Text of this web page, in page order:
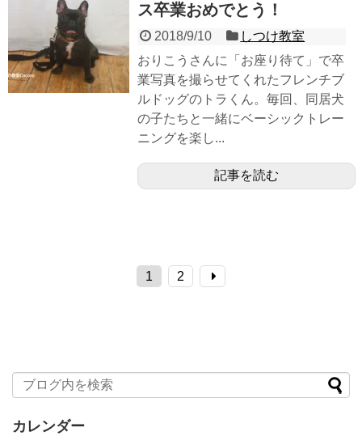
ス卒業おめでとう！
2018/9/10
しつけ教室
おりこうさんに「お座り待て」で卒
業写真を撮らせてくれたフレンチブ
ルドッグのトラくん。毎回、同居犬
の子たちと一緒にベーシックトレー
ニングを楽し...
記事を読む
1 2
カレンダー